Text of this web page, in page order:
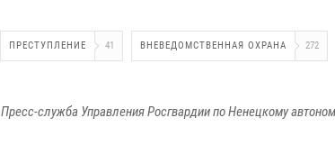
ПРЕСТУПЛЕНИЕ 41 ВНЕВЕДОМСТВЕННАЯ ОХРАНА 272
Пресс-служба Управления Росгвардии по Ненецкому